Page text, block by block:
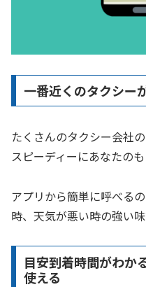
一番近くのタクシー
たくさんのタクシー会社
スピーディーにあなたのも
アプリから簡単に呼べる
時、天気が悪い時の強い味
目安到着時間がわか
使える